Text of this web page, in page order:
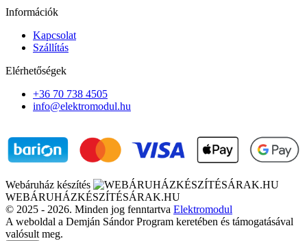
Információk
Kapcsolat
Szállítás
Elérhetőségek
+36 70 738 4505
info@elektromodul.hu
Webáruház készítés
WEBÁRUHÁZKÉSZÍTÉSÁRAK.HU
© 2025 - 2026. Minden jog fenntartva Elektromodul
A weboldal a Demján Sándor Program keretében és támogatásával
valósult meg.